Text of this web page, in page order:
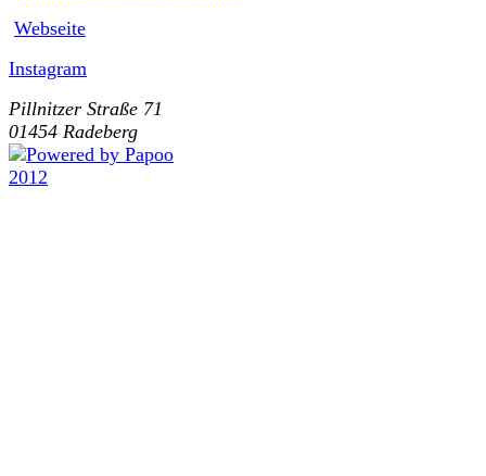
Webseite
Instagram
Pillnitzer Straße 71
01454 Radeberg